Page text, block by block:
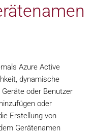
Azure Active
dynamische
oder Benutzer
oder
Erstellung von
Gerätenamen